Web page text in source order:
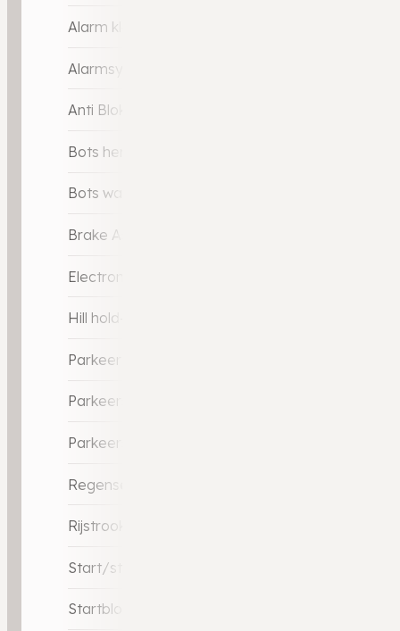
Alarm klasse 3
Alarmsysteem
Anti Blokkeer Systeem (ABS)
Bots herkenning en activatie
Bots waarschuwing systeem
Brake Assist System
Electronic Stability Program (ESP)
Hill hold-functie
Parkeer-assistent
Parkeersensor achter
Parkeersensor voor
Regensensor
Rijstrooksensor met correctie
Start/stop systeem
Startblokkering